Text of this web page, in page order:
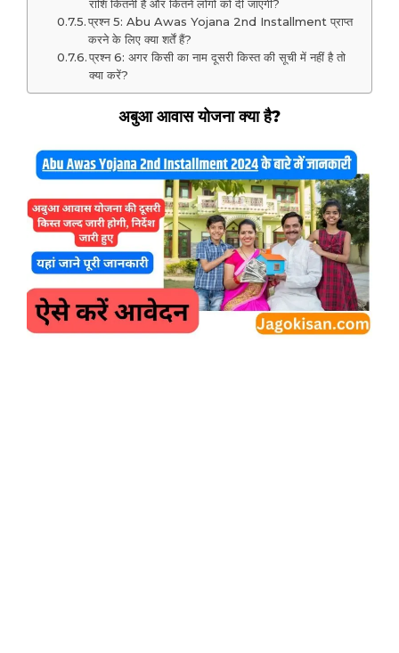
राशि कितनी है और कितने लोगों को दी जाएगी?
प्रश्न 5: Abu Awas Yojana 2nd Installment प्राप्त
करने के लिए क्या शर्तें हैं?
प्रश्न 6: अगर किसी का नाम दूसरी किस्त की सूची में नहीं है तो
क्या करें?
अबुआ आवास योजना क्या है?